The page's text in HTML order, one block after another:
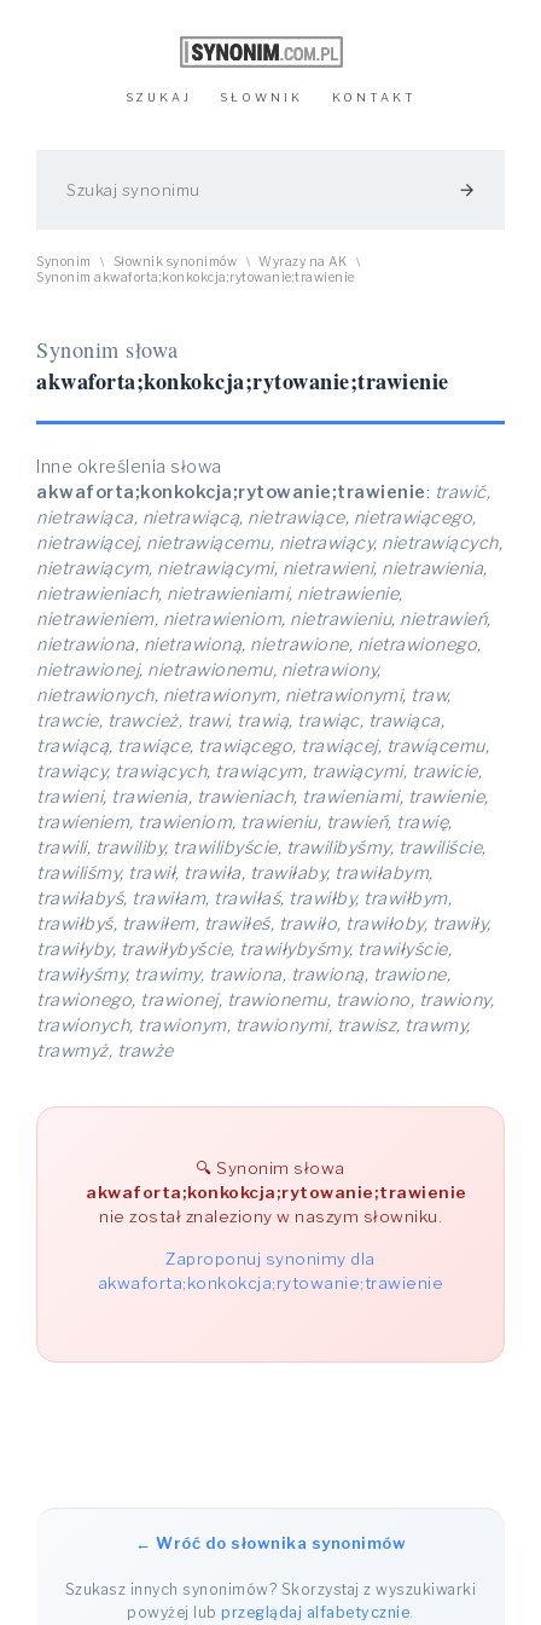
SZUKAJ SŁOWNIK KONTAKT
arrow_forward
Synonim \ Słownik synonimów \ Wyrazy na AK \
Synonim akwaforta;konkokcja;rytowanie;trawienie
Synonim słowa
akwaforta;konkokcja;rytowanie;trawienie
Inne określenia słowa
akwaforta;konkokcja;rytowanie;trawienie: trawić,
nietrawiąca, nietrawiącą, nietrawiące, nietrawiącego,
nietrawiącej, nietrawiącemu, nietrawiący, nietrawiących,
nietrawiącym, nietrawiącymi, nietrawieni, nietrawienia,
nietrawieniach, nietrawieniami, nietrawienie,
nietrawieniem, nietrawieniom, nietrawieniu, nietrawień,
nietrawiona, nietrawioną, nietrawione, nietrawionego,
nietrawionej, nietrawionemu, nietrawiony,
nietrawionych, nietrawionym, nietrawionymi, traw,
trawcie, trawcież, trawi, trawią, trawiąc, trawiąca,
trawiącą, trawiące, trawiącego, trawiącej, trawiącemu,
trawiący, trawiących, trawiącym, trawiącymi, trawicie,
trawieni, trawienia, trawieniach, trawieniami, trawienie,
trawieniem, trawieniom, trawieniu, trawień, trawię,
trawili, trawiliby, trawilibyście, trawilibyśmy, trawiliście,
trawiliśmy, trawił, trawiła, trawiłaby, trawiłabym,
trawiłabyś, trawiłam, trawiłaś, trawiłby, trawiłbym,
trawiłbyś, trawiłem, trawiłeś, trawiło, trawiłoby, trawiły,
trawiłyby, trawiłybyście, trawiłybyśmy, trawiłyście,
trawiłyśmy, trawimy, trawiona, trawioną, trawione,
trawionego, trawionej, trawionemu, trawiono, trawiony,
trawionych, trawionym, trawionymi, trawisz, trawmy,
trawmyż, trawże
Synonim słowa
akwaforta;konkokcja;rytowanie;trawienie
nie został znaleziony w naszym słowniku.
Zaproponuj synonimy dla
akwaforta;konkokcja;rytowanie;trawienie
← Wróć do słownika synonimów
Szukasz innych synonimów? Skorzystaj z wyszukiwarki
powyżej lubprzeglądaj alfabetycznie.